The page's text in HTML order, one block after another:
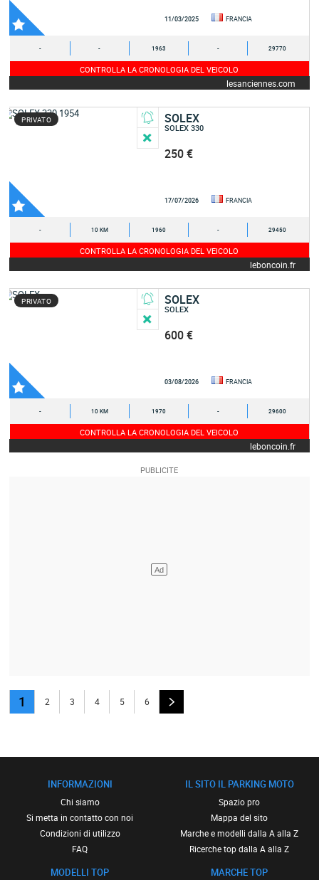
11/03/2025 FRANCIA
- - 1963 - 29770
CONTROLLA LA CRONOLOGIA DEL VEICOLO
lesanciennes.com
PRIVATO SOLEX
SOLEX 330
250 €
17/07/2026 FRANCIA
- 10 KM 1960 - 29450
CONTROLLA LA CRONOLOGIA DEL VEICOLO
leboncoin.fr
PRIVATO SOLEX
SOLEX
600 €
03/08/2026 FRANCIA
- 10 KM 1970 - 29600
CONTROLLA LA CRONOLOGIA DEL VEICOLO
leboncoin.fr
1 2 3 4 5 6
INFORMAZIONI
Chi siamo
Si metta in contatto con noi
Condizioni di utilizzo
FAQ
MODELLI TOP
IL SITO IL PARKING MOTO
Spazio pro
Mappa del sito
Marche e modelli dalla A alla Z
Ricerche top dalla A alla Z
MARCHE TOP